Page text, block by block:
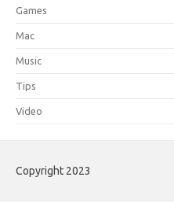
Games
Mac
Music
Tips
Video
Copyright 2023